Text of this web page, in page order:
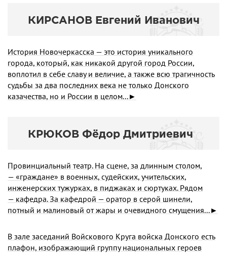
КИРСАНОВ Евгений Иванович
История Новочеркасска — это история уникального
города, который, как никакой другой город России,
воплотил в себе славу и величие, а также всю трагичность
судьбы за два последних века не только Донского
казачества, но и России в целом...►
КРЮКОВ Фёдоp Дмитpиевич
Провинциальный театр. На сцене, за длинным столом,
— «граждане» в военных, судейских, учительских,
инженерских тужурках, в пиджаках и сюртуках. Рядом
— кафедра. За кафедрой — оратор в серой шинели,
потный и малиновый от жары и очевидного смущения...►
В зале заседаний Войскового Круга войска Донского есть
плафон, изображающий группу национальных героев